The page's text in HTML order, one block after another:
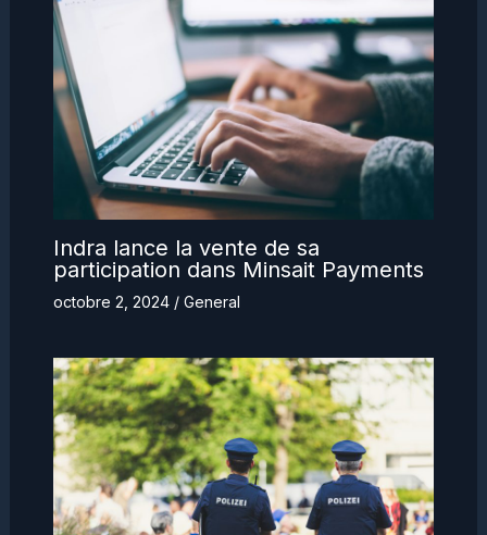
Indra lance la vente de sa
participation dans Minsait Payments
octobre 2, 2024 / General